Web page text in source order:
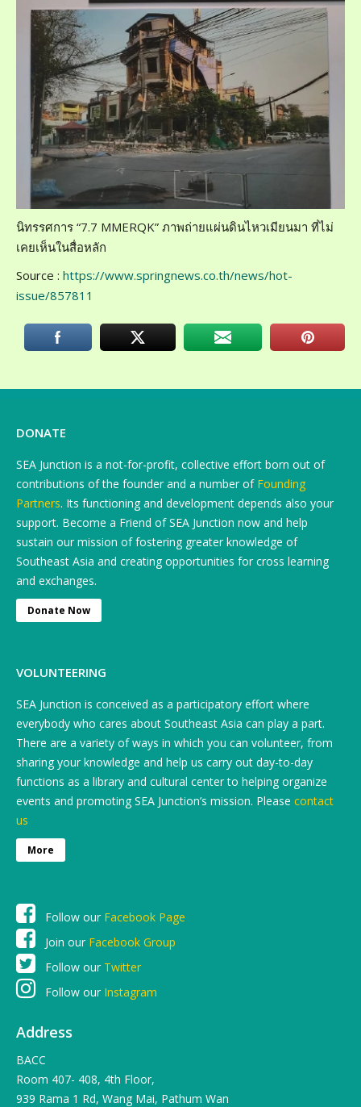
นิทรรศการ “7.7 MMERQK” ภาพถ่ายแผ่นดินไหวเมียนมา ที่ไม่
เคยเห็นในสื่อหลัก
Source : https://www.springnews.co.th/news/hot-
issue/857811
DONATE
SEA Junction is a not-for-profit, collective effort born out of
contributions of the founder and a number of Founding
Partners. Its functioning and development depends also your
support. Become a Friend of SEA Junction now and help
sustain our mission of fostering greater knowledge of
Southeast Asia and creating opportunities for cross learning
and exchanges.
Donate Now
VOLUNTEERING
SEA Junction is conceived as a participatory effort where
everybody who cares about Southeast Asia can play a part.
There are a variety of ways in which you can volunteer, from
sharing your knowledge and help us carry out day-to-day
functions as a library and cultural center to helping organize
events and promoting SEA Junction’s mission. Please contact
us
More
Follow our Facebook Page
Join our Facebook Group
Follow our Twitter
Follow our Instagram
Address
BACC
Room 407- 408, 4th Floor,
939 Rama 1 Rd, Wang Mai, Pathum Wan